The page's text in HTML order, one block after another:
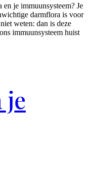
je immuunsysteem? Je
darmflora is voor
weten: dan is deze
immuunsysteem huist
je